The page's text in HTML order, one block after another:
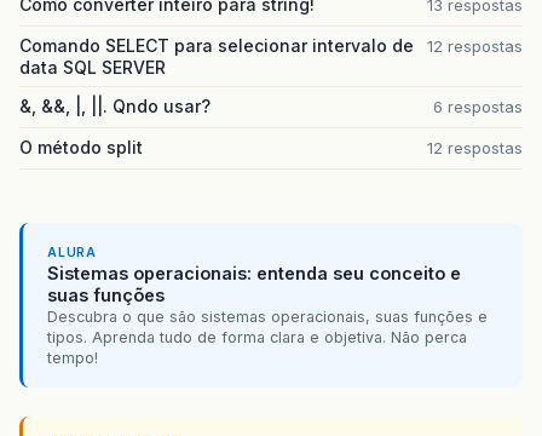
13 respostas
Comando SELECT para selecionar intervalo de
data SQL SERVER
12 respostas
&, &&, |, ||. Qndo usar? 6 respostas
O método split 12 respostas
ALURA
Sistemas operacionais: entenda seu conceito e
suas funções
Descubra o que são sistemas operacionais, suas funções e
tipos. Aprenda tudo de forma clara e objetiva. Não perca
tempo!